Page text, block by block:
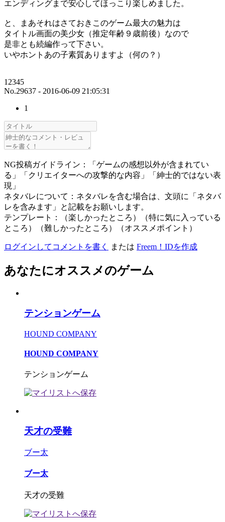
エンディングまで安心してほっこり楽しめました。
と、まあそれはさておきこのゲーム最大の魅力は
タイトル画面の美少女（推定年齢９歳前後）なので
是非とも続編作って下さい。
いやホントあの子素質ありますよ（何の？）
12345
No.29637 - 2016-06-09 21:05:31
1
NG投稿ガイドライン：「ゲームの感想以外が含まれてい
る」「クリエイターへの攻撃的な内容」「紳士的ではない表
現」
ネタバレについて：ネタバレを含む場合は、文頭に「ネタバ
レを含みます」と記載をお願いします。
テンプレート：（楽しかったところ）（特に気に入っている
ところ）（難しかったところ）（オススメポイント）
ログインしてコメントを書く または Freem！IDを作成
あなたにオススメのゲーム
テンションゲーム
HOUND COMPANY
HOUND COMPANY
テンションゲーム
天才の受難
ブー太
ブー太
天才の受難